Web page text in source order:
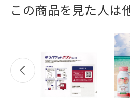
この商品を見た人は